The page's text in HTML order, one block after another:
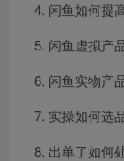
闲鱼如何提
闲鱼虚拟产
闲鱼实物产
实操如何选
出单了如何